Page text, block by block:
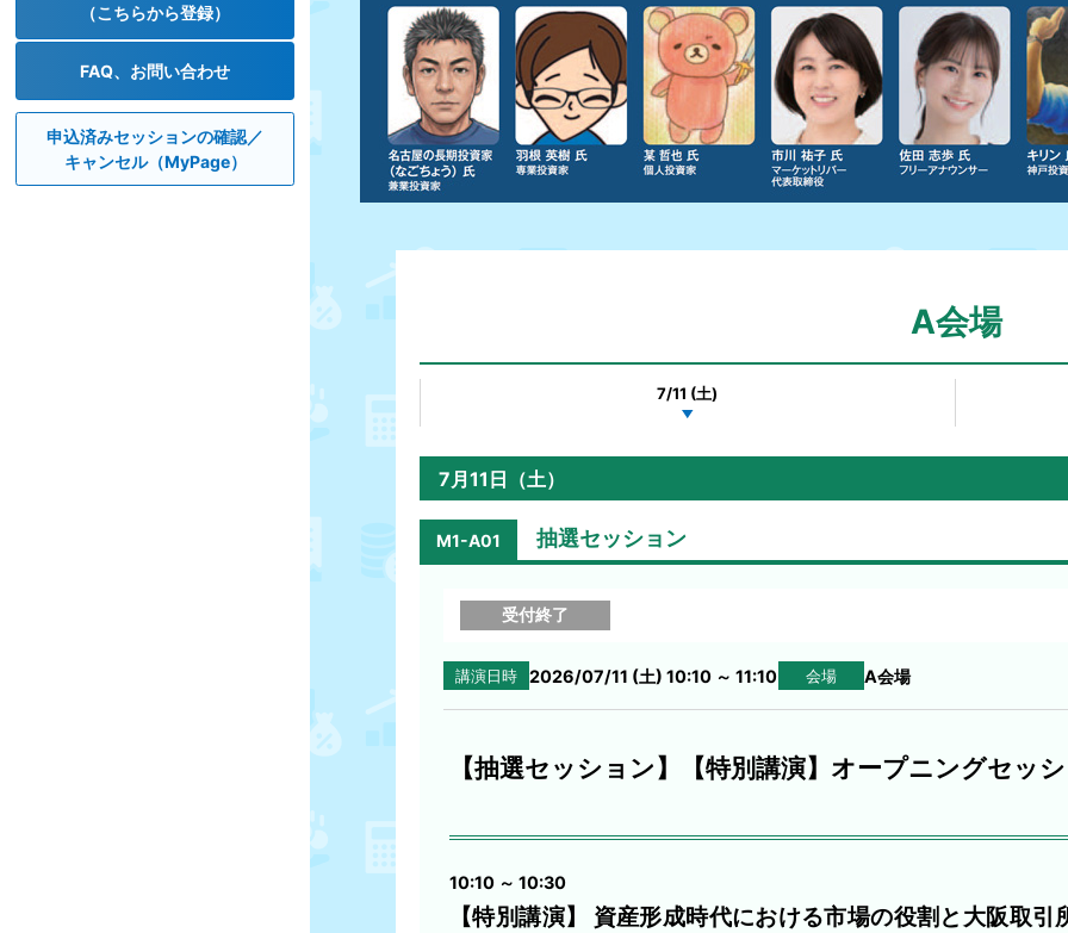
（こちらから登録）
FAQ、お問い合わせ
申込済みセッションの確認／
キャンセル（MyPage）
A会場
7/11 (土)
7月11日（土）
M1-A01 抽選セッション
受付終了
講演日時 2026/07/11 (土) 10:10 ～11:10 会場 A会場
【抽選セッション】【特別講演】オープニングセッ
10:10 ～ 10:30
【特別講演】 資産形成時代における市場の役割と大阪取引